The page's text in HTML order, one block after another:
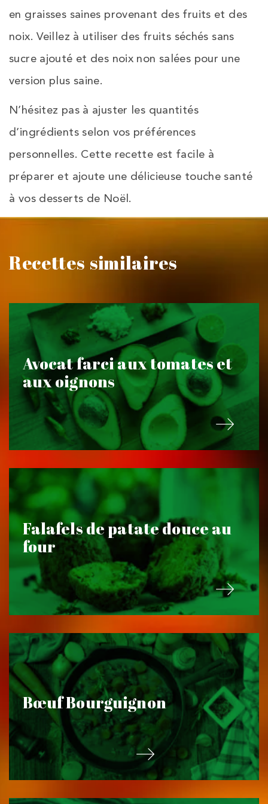
en graisses saines provenant des fruits et des
noix. Veillez à utiliser des fruits séchés sans
sucre ajouté et des noix non salées pour une
version plus saine.
N’hésitez pas à ajuster les quantités
d’ingrédients selon vos préférences
personnelles. Cette recette est facile à
préparer et ajoute une délicieuse touche santé
à vos desserts de Noël.
Recettes similaires
Avocat farci aux tomates et
aux oignons
Falafels de patate douce au
four
Bœuf Bourguignon